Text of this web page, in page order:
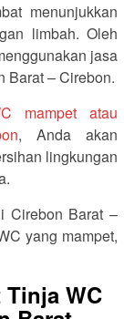
menunjukkan
limbah. Oleh
jasa
Barat – Cirebon.
mampet atau
, Anda akan
lingkungan
Cirebon Barat –
yang mampet,
WC